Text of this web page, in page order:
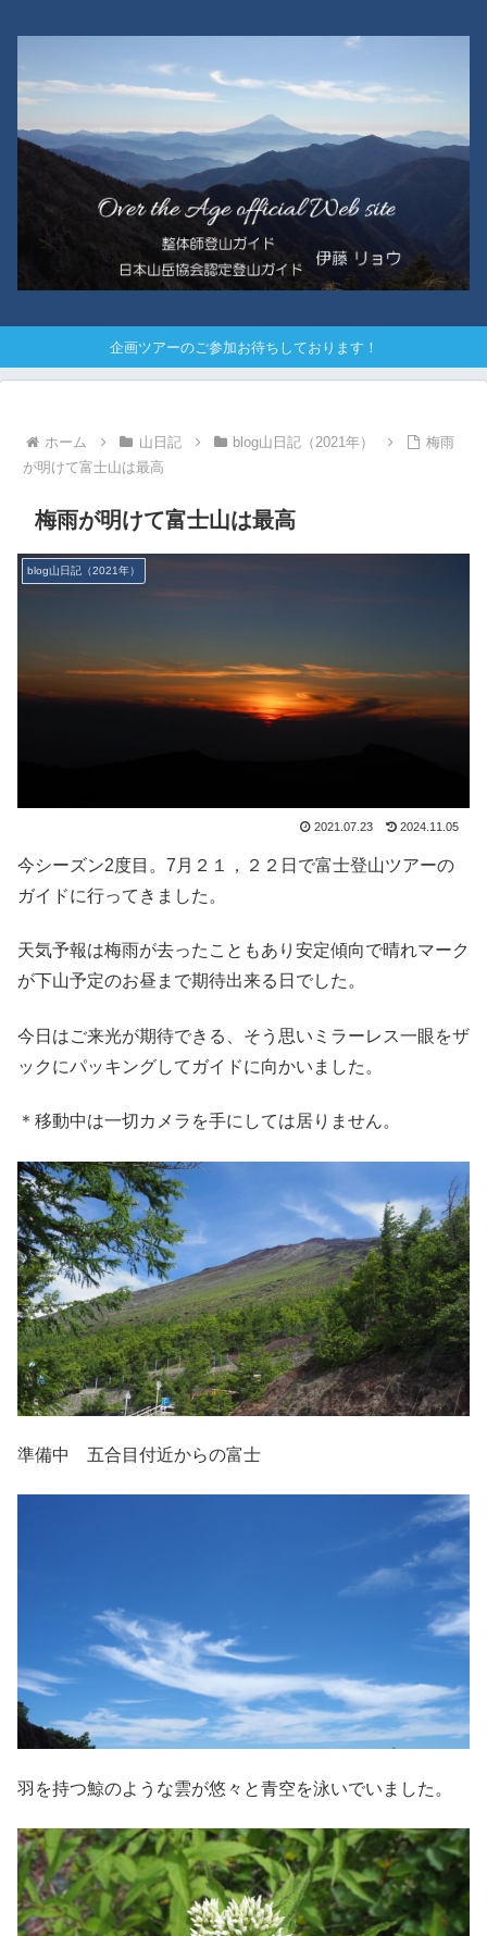
企画ツアーのご参加お待ちしております！
ホーム 山日記 blog山日記（2021年）
梅雨
が明けて富士山は最高
梅雨が明けて富士山は最高
blog山日記（2021年）
2021.07.23 2024.11.05
今シーズン2度目。7月２１，２２日で富士登山ツアーの
ガイドに行ってきました。
天気予報は梅雨が去ったこともあり安定傾向で晴れマーク
が下山予定のお昼まで期待出来る日でした。
今日はご来光が期待できる、そう思いミラーレス一眼をザ
ックにパッキングしてガイドに向かいました。
＊移動中は一切カメラを手にしては居りません。
準備中 五合目付近からの富士
羽を持つ鯨のような雲が悠々と青空を泳いでいました。